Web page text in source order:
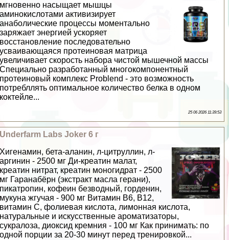
мгновенно насыщает мышцы
аминокислотами активизирует
анаболические процессы моментально
заряжает энергией ускоряет
восстановление последовательно
усваивающаяся протеиновая матрица
увеличивает скорость набора чистой мышечной массы
Специально разработанный многокомпонентный
протеиновый комплекс Problend - это возможность
потрeбллять оптимальное количество белка в одном
коктейле...
25 06 2026 11:39:53
Underfarm Labs Joker 6 г
Хигенамин, бета-аланин, л-цитруллин, л-
аргинин - 2500 мг Ди-креатин малат,
креатин нитрат, креатин моногидрат - 2500
мг Гаранабёрн (экстpaкт масла герани),
пикатропин, кофеин безводный, горденин,
мукуна жгучая - 900 мг Витамин B6, B12,
витамин C, фолиевая кислота, лимонная кислота,
натуральные и искусственные ароматизаторы,
сукралоза, диоксид кремния - 100 мг Как принимать: по
одной порции за 20-30 минут перед тренировкой...